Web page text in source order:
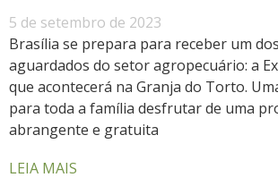
5 de setembro de 2023
Brasília se prepara para receber um
aguardados do setor agropecuário: a
que acontecerá na Granja do Torto.
para toda a família desfrutar de uma
abrangente e gratuita
LEIA MAIS